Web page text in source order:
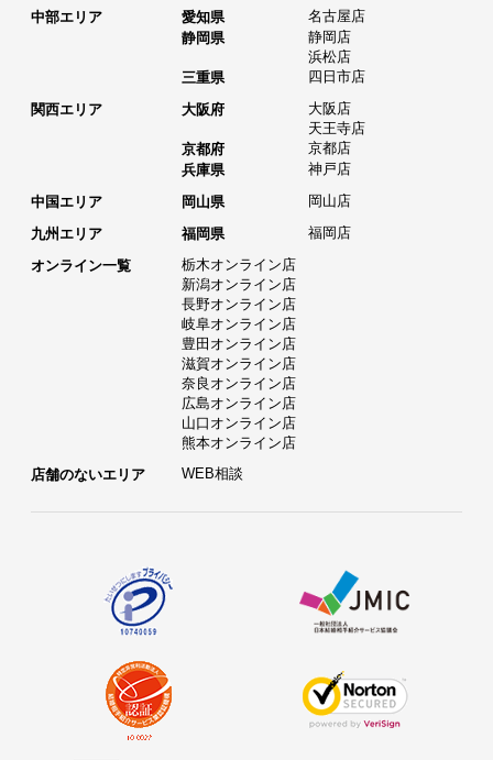
中部エリア
愛知県
名古屋店
静岡県
静岡店
浜松店
三重県
四日市店
関西エリア
大阪府
大阪店
天王寺店
京都府
京都店
兵庫県
神戸店
中国エリア
岡山県
岡山店
九州エリア
福岡県
福岡店
オンライン一覧
栃木オンライン店
新潟オンライン店
長野オンライン店
岐阜オンライン店
豊田オンライン店
滋賀オンライン店
奈良オンライン店
広島オンライン店
山口オンライン店
熊本オンライン店
店舗のないエリア
WEB相談